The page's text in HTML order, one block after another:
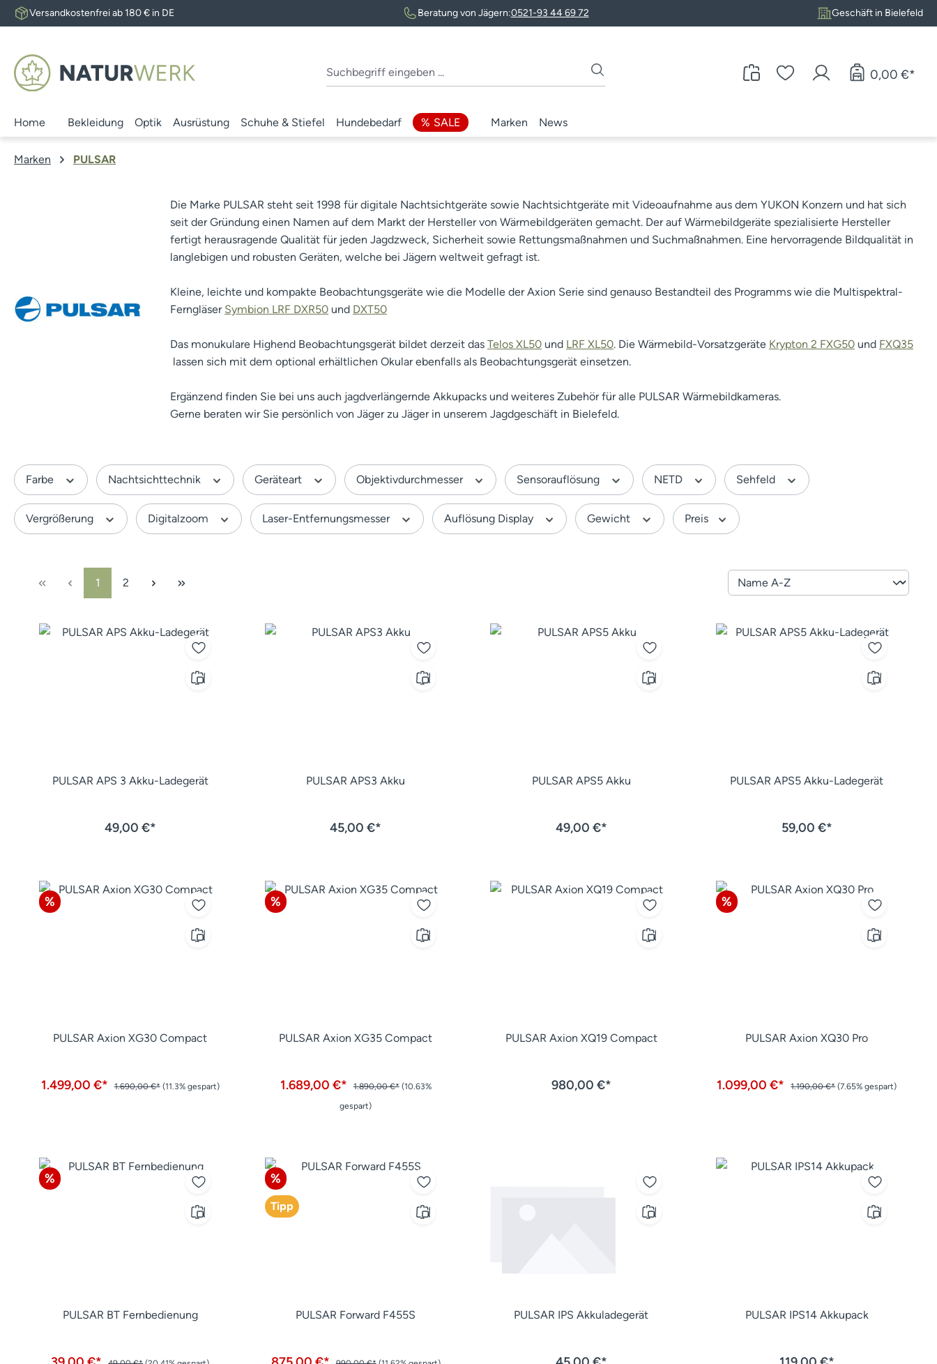
Hauptinhalt springen
Zur Suche springen
Zur Hauptnavigation springen
Versandkostenfrei ab 180 € in DE Beratung von Jägern:0521-93 44 69 72 Geschäft in Bielefeld
0,00 €*
Home Bekleidung Optik Ausrüstung Schuhe & Stiefel Hundebedarf SALE Marken News
Marken PULSAR
Die Marke PULSAR steht seit 1998 für digitale Nachtsichtgeräte sowie Nachtsichtgeräte mit Videoaufnahme aus dem YUKON Konzern und hat sich
seit der Gründung einen Namen auf dem Markt der Hersteller von Wärmebildgeräten gemacht. Der auf Wärmebildgeräte spezialisierte Hersteller
fertigt herausragende Qualität für jeden Jagdzweck, Sicherheit sowie Rettungsmaßnahmen und Suchmaßnahmen. Eine hervorragende Bildqualität in
langlebigen und robusten Geräten, welche bei Jägern weltweit gefragt ist.
Kleine, leichte und kompakte Beobachtungsgeräte wie die Modelle der Axion Serie sind genauso Bestandteil des Programms wie die Multispektral-
Ferngläser Symbion LRF DXR50 und DXT50
Das monukulare Highend Beobachtungsgerät bildet derzeit das Telos XL50 und LRF XL50. Die Wärmebild-Vorsatzgeräte Krypton 2 FXG50 und FXQ35
lassen sich mit dem optional erhältlichen Okular ebenfalls als Beobachtungsgerät einsetzen.
Ergänzend finden Sie bei uns auch jagdverlängernde Akkupacks und weiteres Zubehör für alle PULSAR Wärmebildkameras.
Gerne beraten wir Sie persönlich von Jäger zu Jäger in unserem Jagdgeschäft in Bielefeld.
Farbe Nachtsichttechnik Geräteart Objektivdurchmesser Sensorauflösung NETD Sehfeld
Vergrößerung Digitalzoom Laser-Entfernungsmesser Auflösung Display Gewicht Preis
Seite
1 Seite
2
PULSAR APS 3 Akku-Ladegerät
49,00 €*
PULSAR APS3 Akku
45,00 €*
PULSAR APS5 Akku
49,00 €*
PULSAR APS5 Akku-Ladegerät
59,00 €*
Rabatt
%
PULSAR Axion XG30 Compact
1.499,00 €* 1.690,00 €* (11.3% gespart)
Rabatt
%
PULSAR Axion XG35 Compact
1.689,00 €* 1.890,00 €* (10.63%
gespart)
PULSAR Axion XQ19 Compact
980,00 €*
Rabatt
%
PULSAR Axion XQ30 Pro
1.099,00 €* 1.190,00 €* (7.65% gespart)
Rabatt
%
PULSAR BT Fernbedienung
Rabatt
%
Tipp
PULSAR Forward F455S PULSAR IPS Akkuladegerät PULSAR IPS14 Akkupack